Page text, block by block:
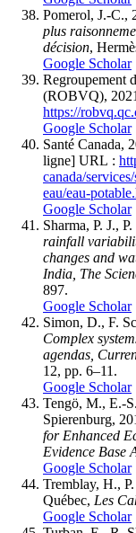
Pomerol, J.-C.,
plus
décision,
Google Scholar
Regroupement
(ROBVQ),
https://
Google Scholar
Santé Canada,
ligne] URL :
canada/
eau/eau-
Google Scholar
Sharma, P. J.,
rainfall
changes and
India, The
897.
Google Scholar
Simon, D., F.
Complex
agendas,
12, pp. 6–11.
Google Scholar
Tengö, M., E.-
Spierenburg,
for Enhanced
Evidence Base
Google Scholar
Tremblay, H.,
Québec, Les
Google Scholar